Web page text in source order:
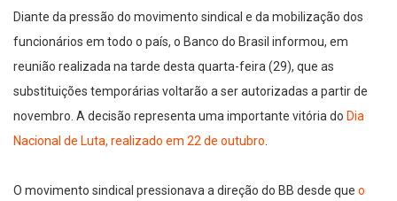
Diante da pressão do movimento sindical e da mobilização dos
funcionários em todo o país, o Banco do Brasil informou, em
reunião realizada na tarde desta quarta-feira (29), que as
substituições temporárias voltarão a ser autorizadas a partir de
novembro. A decisão representa uma importante vitória do Dia
Nacional de Luta, realizado em 22 de outubro
O movimento sindical pressionava a direção do BB desde que o